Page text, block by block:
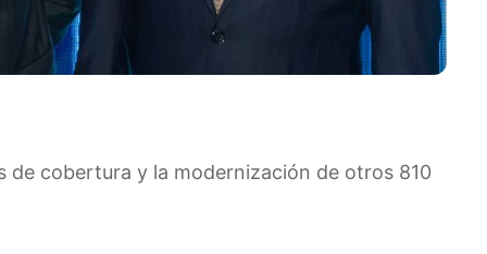
de cobertura y la modernización de otros 810